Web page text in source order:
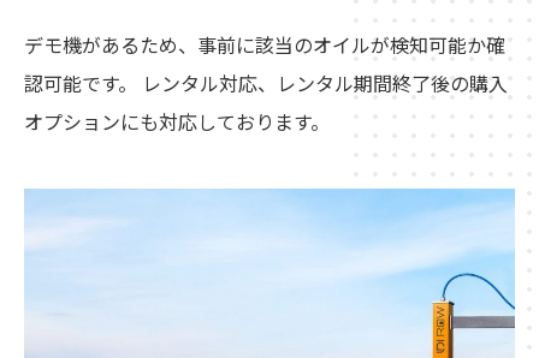
デモ機があるため、事前に該当のオイルが検知可能か確
認可能です。 レンタル対応、レンタル期間終了後の購入
オプションにも対応しております。